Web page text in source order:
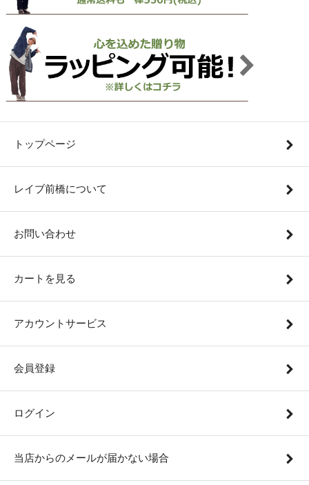
トップページ
レイブ前橋について
お問い合わせ
カートを見る
アカウントサービス
会員登録
ログイン
当店からのメールが届かない場合